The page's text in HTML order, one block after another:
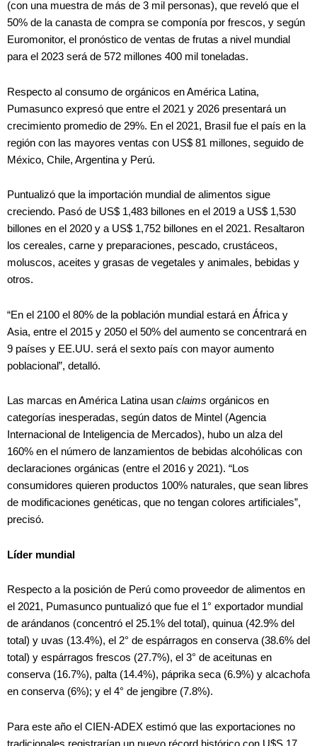
(con una muestra de más de 3 mil personas), que reveló que el
50% de la canasta de compra se componía por frescos, y según
Euromonitor, el pronóstico de ventas de frutas a nivel mundial
para el 2023 será de 572 millones 400 mil toneladas.
Respecto al consumo de orgánicos en América Latina,
Pumasunco expresó que entre el 2021 y 2026 presentará un
crecimiento promedio de 29%. En el 2021, Brasil fue el país en la
región con las mayores ventas con US$ 81 millones, seguido de
México, Chile, Argentina y Perú.
Puntualizó que la importación mundial de alimentos sigue
creciendo. Pasó de US$ 1,483 billones en el 2019 a US$ 1,530
billones en el 2020 y a US$ 1,752 billones en el 2021. Resaltaron
los cereales, carne y preparaciones, pescado, crustáceos,
moluscos, aceites y grasas de vegetales y animales, bebidas y
otros.
“En el 2100 el 80% de la población mundial estará en África y
Asia, entre el 2015 y 2050 el 50% del aumento se concentrará en
9 países y EE.UU. será el sexto país con mayor aumento
poblacional”, detalló.
Las marcas en América Latina usan claims orgánicos en
categorías inesperadas, según datos de Mintel (Agencia
Internacional de Inteligencia de Mercados), hubo un alza del
160% en el número de lanzamientos de bebidas alcohólicas con
declaraciones orgánicas (entre el 2016 y 2021). “Los
consumidores quieren productos 100% naturales, que sean libres
de modificaciones genéticas, que no tengan colores artificiales”,
precisó.
Líder mundial
Respecto a la posición de Perú como proveedor de alimentos en
el 2021, Pumasunco puntualizó que fue el 1° exportador mundial
de arándanos (concentró el 25.1% del total), quinua (42.9% del
total) y uvas (13.4%), el 2° de espárragos en conserva (38.6% del
total) y espárragos frescos (27.7%), el 3° de aceitunas en
conserva (16.7%), palta (14.4%), páprika seca (6.9%) y alcachofa
en conserva (6%); y el 4° de jengibre (7.8%).
Para este año el CIEN-ADEX estimó que las exportaciones no